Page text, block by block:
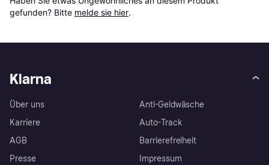
gefunden? Bitte melde sie hier.
Klarna
Über uns
Karriere
AGB
Presse
Anti-Geldwäsche
Auto-Track
Barrierefreiheit
Impressum